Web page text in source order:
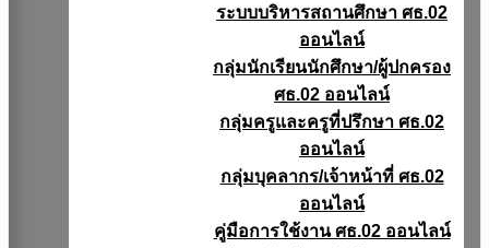
ระบบบริหารสถานศึกษา ศธ.02
ออนไลน์
กลุ่มนักเรียนนักศึกษา/ผู้ปกครอง
ศธ.02 ออนไลน์
กลุ่มครูและครูที่ปรึกษา ศธ.02
ออนไลน์
กลุ่มบุคลากร/เจ้าหน้าที่ ศธ.02
ออนไลน์
คู่มือการใช้งาน ศธ.02 ออนไลน์